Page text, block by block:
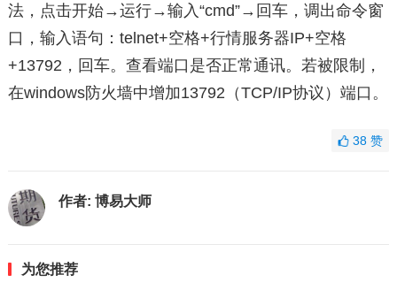
法，点击开始→运行→输入“cmd”→回车，调出命令窗
口，输入语句：telnet+空格+行情服务器IP+空格
+13792，回车。查看端口是否正常通讯。若被限制，
在windows防火墙中增加13792（TCP/IP协议）端口。
38赞
作者: 博易大师
为您推荐